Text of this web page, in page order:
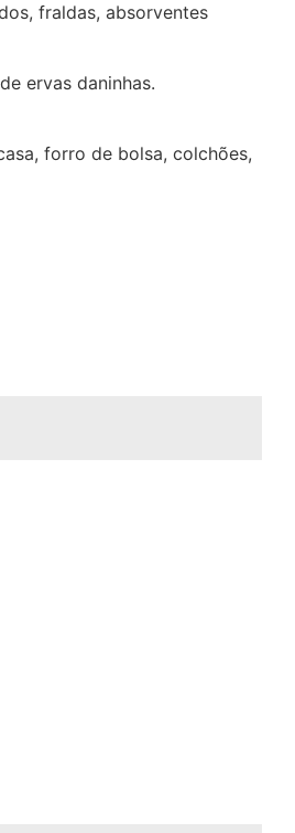
fraldas, absorventes
ervas daninhas.
forro de bolsa, colchões,